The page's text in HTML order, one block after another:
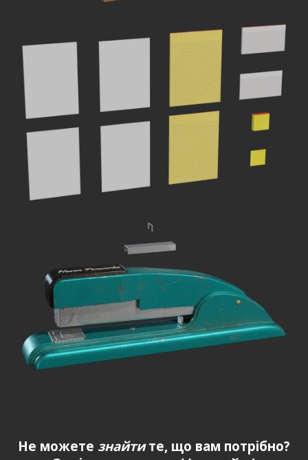
Не можете знайтите, що вам потрібно?